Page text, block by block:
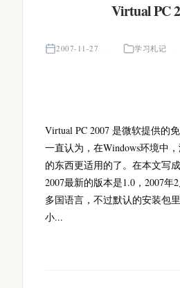
Virtual PC
2007-11-27 学习札记
Virtual PC 2007 是微软提供的
一直认为，在Windows环境中
的东西更适用的了。在本文写
2007最新的版本是1.0，2007年
多国语言，不过默认的安装包
小...